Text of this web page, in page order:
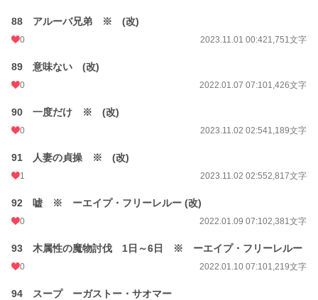
88 アルーバ兄弟 ※ (改)
0 2023.11.01 00:421,751文字
89 意味ない (改)
0 2022.01.07 07:101,426文字
90 一度だけ ※ (改)
0 2023.11.02 02:541,189文字
91 人妻の貞操 ※ (改)
1 2023.11.02 02:552,817文字
92 嘘 ※ ーエイプ・フリーレルー (改)
0 2022.01.09 07:102,381文字
93 木属性の魔物討伐 1日～6日 ※ ーエイプ・フリーレルー
0 2022.01.10 07:101,219文字
94 スープ ーガストー・サオマー